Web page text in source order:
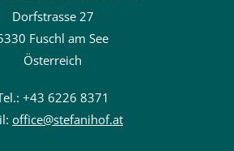
Dorfstrasse 27
Fuschl am See
Österreich
+43 6226 8371
office@stefanihof.at